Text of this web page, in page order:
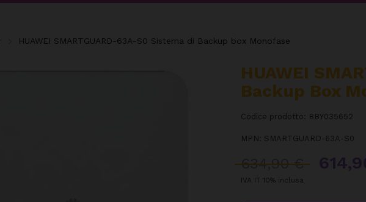
HUAWEI SMARTGUARD-63A-S0 Sistema di Backup box Monofase
HUAWEI
Backup Box
Codice prodotto: BBY035652
MPN: SMARTGUARD-63A-S0
634,90 €
IVA IT 10% inclusa